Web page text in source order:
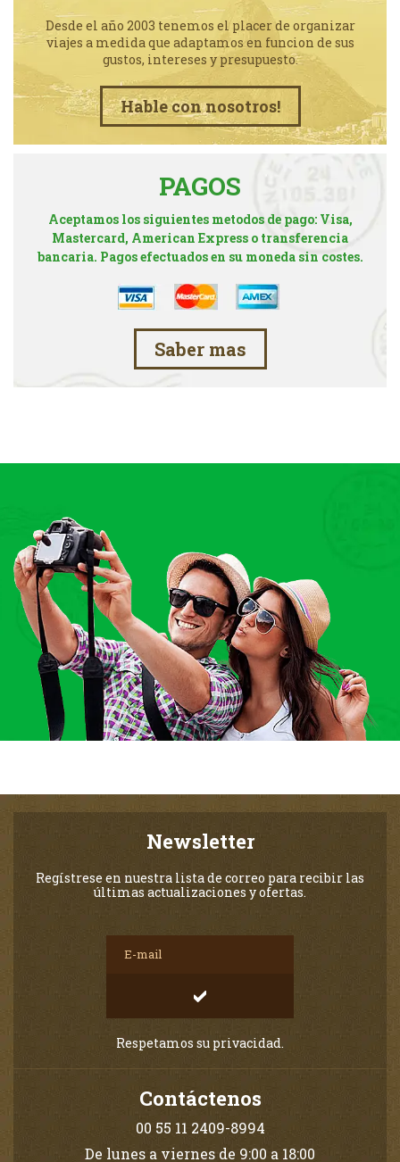
Desde el año 2003 tenemos el placer de organizar
viajes a medida que adaptamos en funcion de sus
gustos, intereses y presupuesto.
Hable con nosotros!
PAGOS
Aceptamos los siguientes metodos de pago: Visa,
Mastercard, American Express o transferencia
bancaria. Pagos efectuados en su moneda sin costes.
Saber mas
Newsletter
Regístrese en nuestra lista de correo para recibir las
últimas actualizaciones y ofertas.
Respetamos su privacidad.
Contáctenos
00 55 11 2409-8994
De lunes a viernes de 9:00 a 18:00